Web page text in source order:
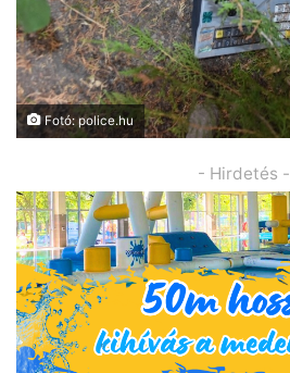
Fotó: police.hu
- Hirdetés -